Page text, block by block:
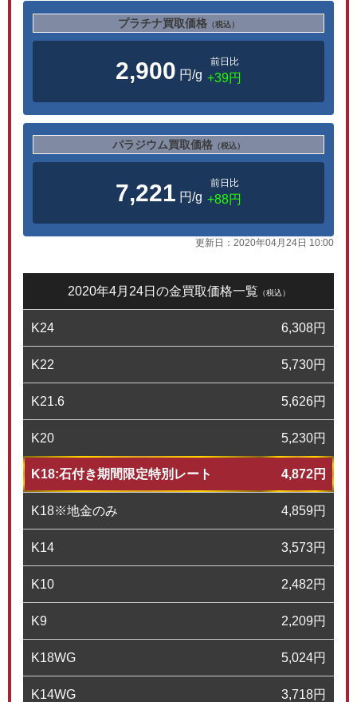
プラチナ買取価格 （税込）
2,900 円/g
前日比
+39円
パラジウム買取価格 （税込）
7,221 円/g
前日比
+88円
更新日： 2020年04月24日 10:00
2020年4月24日の金買取価格一覧 （税込）
K24 6,308円
K22 5,730円
K21.6 5,626円
K20 5,230円
K18:石付き期間限定特別レート 4,872円
K18※地金のみ 4,859円
K14 3,573円
K10 2,482円
K9 2,209円
K18WG 5,024円
K14WG 3,718円